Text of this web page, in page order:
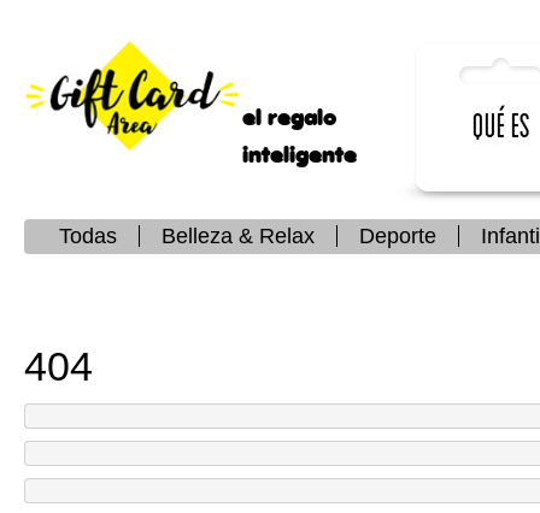
el regalo
inteligente
Qué es
Todas Belleza & Relax Deporte
404